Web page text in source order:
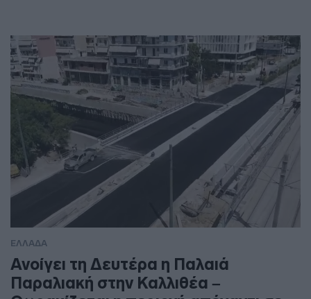
ΕΛΛΑΔΑ
Ανοίγει τη Δευτέρα η Παλαιά
Παραλιακή στην Καλλιθέα –